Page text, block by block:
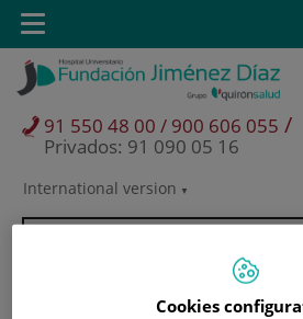
Saltar al contenido
Saltar
contenido
SelectorInternational version
91 550 48 00 / 900 606 055 /
Privados: 91 090 05 16
Toggle
navigation
Cookies